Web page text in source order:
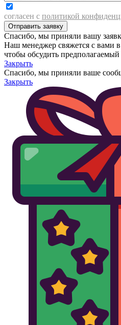
согласен с политикой
Спасибо, мы приняли вашу
Наш менеджер свяжется с вами
чтобы обсудить предполагаемый
Закрыть
Спасибо, мы приняли ваше
Закрыть